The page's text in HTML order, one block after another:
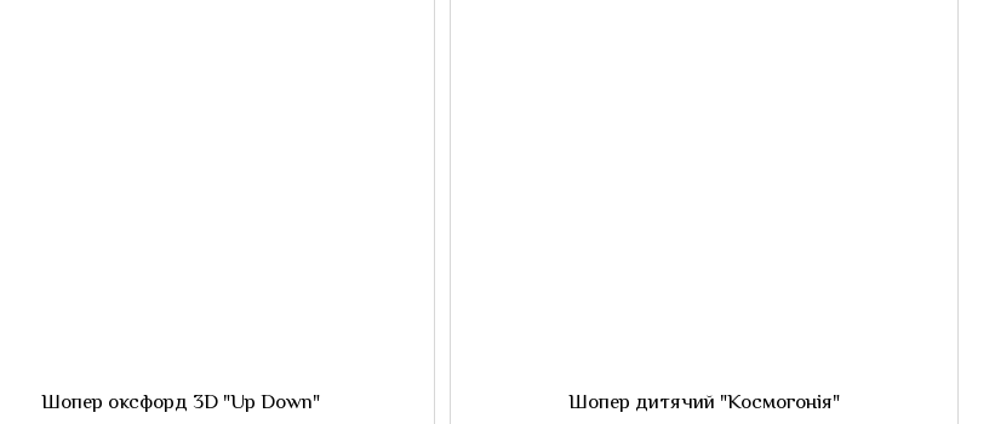
Шопер оксфорд 3D "Up Down"
Шопер дитячий "Космогонія"